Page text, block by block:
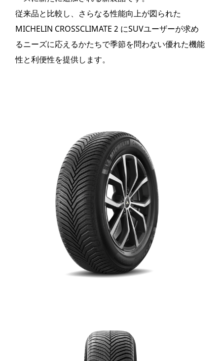
従来品と比較し、さらなる性能向上が図られた
MICHELIN CROSSCLIMATE 2 にSUVユーザーが求め
るニーズに応えるかたちで季節を問わない優れた機能
性と利便性を提供します。